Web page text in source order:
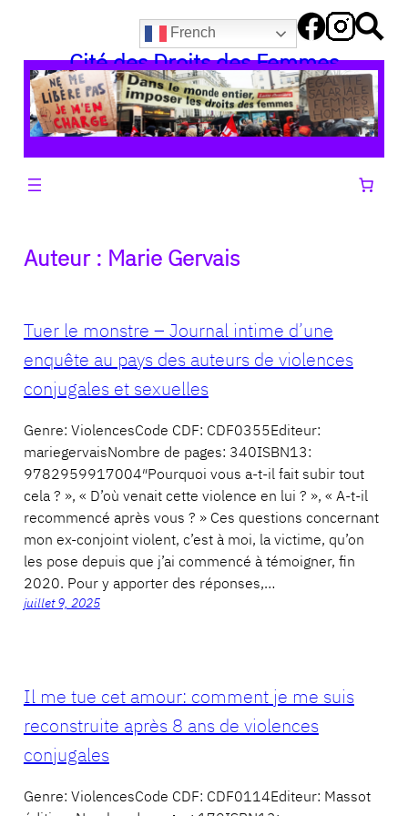
contenu
French
Cité des Droits des Femmes
Auteur : Marie Gervais
Tuer le monstre – Journal intime d’une
enquête au pays des auteurs de violences
conjugales et sexuelles
Genre: ViolencesCode CDF: CDF0355Editeur:
mariegervaisNombre de pages: 340ISBN13:
9782959917004″Pourquoi vous a-t-il fait subir tout
cela ? », « D’où venait cette violence en lui ? », « A-t-il
recommencé après vous ? » Ces questions concernant
mon ex-conjoint violent, c’est à moi, la victime, qu’on
les pose depuis que j’ai commencé à témoigner, fin
2020. Pour y apporter des réponses,…
juillet 9, 2025
Il me tue cet amour: comment je me suis
reconstruite après 8 ans de violences
conjugales
Genre: ViolencesCode CDF: CDF0114Editeur: Massot